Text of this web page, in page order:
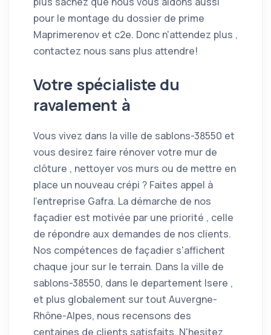
pour le montage du dossier de prime
Maprimerenov et c2e. Donc n'attendez plus ,
contactez nous sans plus attendre!
Votre spécialiste du
ravalement à
Vous vivez dans la ville de sablons-38550 et
vous desirez faire rénover votre mur de
clôture , nettoyer vos murs ou de mettre en
place un nouveau crépi ? Faites appel à
l'entreprise Gafra. La démarche de nos
façadier est motivée par une priorité , celle
de répondre aux demandes de nos clients.
Nos compétences de façadier s'affichent
chaque jour sur le terrain. Dans la ville de
sablons-38550, dans le departement Isere ,
et plus globalement sur tout Auvergne-
Rhône-Alpes, nous recensons des
centaines de clients satisfaits. N'hesitez